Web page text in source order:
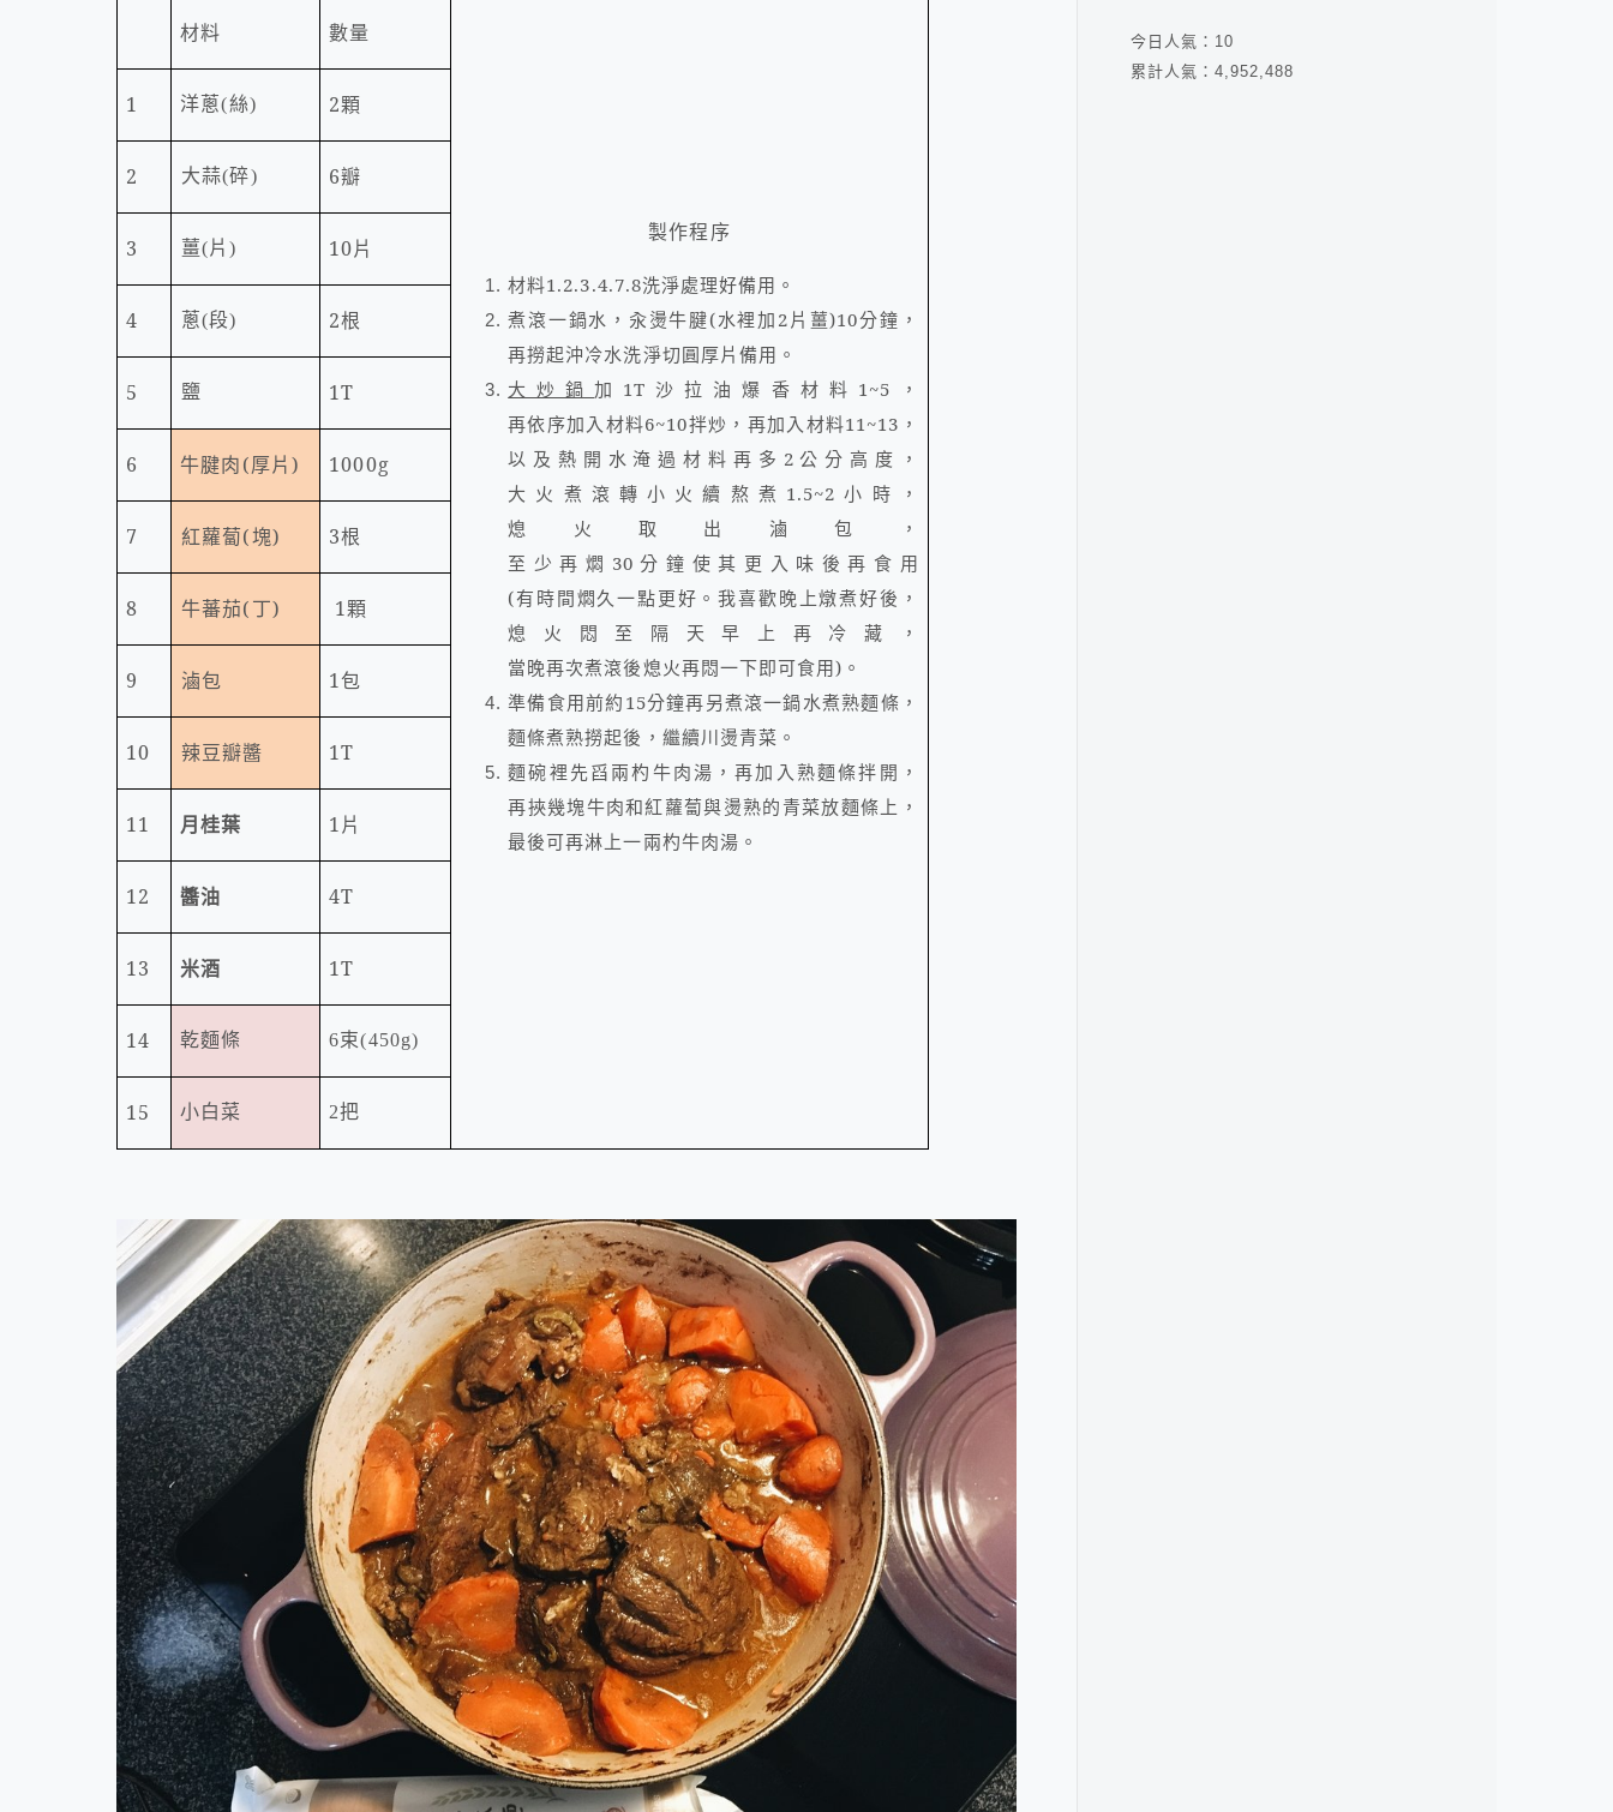
製作程序
材料1.2.3.4.7.8洗淨處理好備用。
煮滾一鍋水，汆燙牛腱(水裡加 2片薑)10分鐘，
再撈起沖冷水洗淨切圓厚片備用。
大炒鍋加 1T 沙拉油爆香材料 1~5 ，
再依序加入材料6~10拌炒，再加入材料11~13 ，
以及熱開水淹過材料再多 2 公分高度，
大火煮滾轉小火續熬煮 1.5~2 小時，
熄火取出滷包，
至少再燜 30 分鐘使其更入味後再食用
(有時間燜久一點更好。我喜歡晚上燉煮好後，
熄火悶至隔天早上再冷藏，
當晚再次煮滾後熄火再悶一下即可食用) 。
準備食用前約 15分鐘再另煮滾一鍋水煮熟麵條，
麵條煮熟撈起後，繼續川燙青菜。
麵碗裡先舀兩杓牛肉湯，再加入熟麵條拌開，
再挾幾塊牛肉和紅蘿蔔與燙熟的青菜放麵條上，
最後可再淋上一兩杓牛肉湯。
材料 數量
1 洋蔥(絲) 2顆
2 大蒜(碎) 6瓣
3 薑(片) 10片
4 蔥(段) 2根
5 鹽 1T
6 牛腱肉(厚片) 1000g
7 紅蘿蔔(塊) 3根
8 牛蕃茄(丁) 1顆
9 滷包 1包
10 辣豆瓣醬 1T
11 月桂葉 1片
12 醬油 4T
13 米酒 1T
14 乾麵條 6束(450g)
15 小白菜 2把
今日人氣： 10
累計人氣： 4,952,488